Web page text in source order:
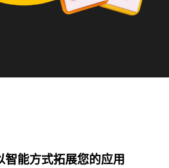
智能方式拓展您的应用